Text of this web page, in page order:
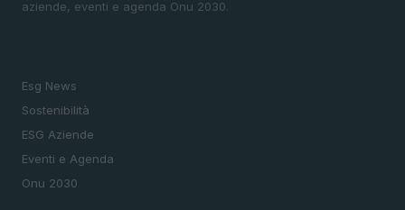
aziende, eventi e agenda Onu 2030.
Esg News
Sostenibilità
ESG Aziende
Eventi e Agenda
Onu 2030